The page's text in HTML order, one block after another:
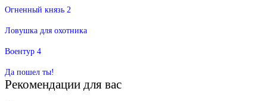
Огненный князь 2
Ловушка для охотника
Воентур 4
Да пошел ты!
Рекомендации для вас